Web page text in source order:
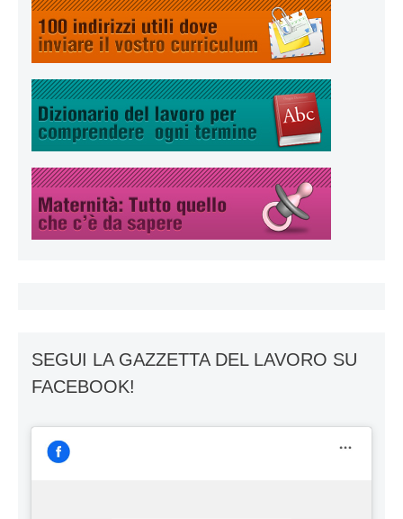
SEGUI LA GAZZETTA DEL LAVORO SU
FACEBOOK!